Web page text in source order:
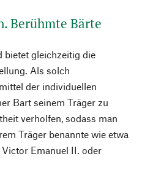
Berühmte Bärte
bietet gleichzeitig die
Als solch
der individuellen
Bart seinem Träger zu
verholfen, sodass man
Träger benannte wie etwa
Emanuel II. oder